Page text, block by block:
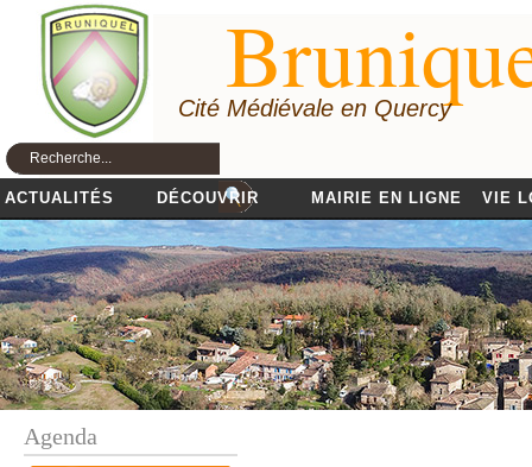
Cité Médiévale en Quercy
ACTUALITÉS DÉCOUVRIR MAIRIE EN LIGNE VIE
Agenda